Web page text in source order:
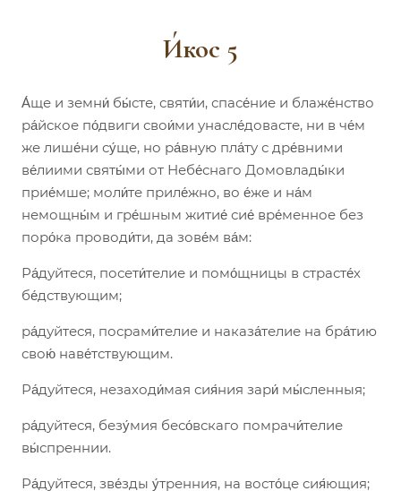
И́кос 5
А́ще и земни́ бы́сте, святи́и, спасе́ние и блаже́нство
ра́йское по́двиги свои́ми унасле́довасте, ни в че́м
же лише́ни су́ще, но ра́вную пла́ту с дре́вними
ве́лиими святы́ми от Небе́снаго Домовлады́ки
прие́мше; моли́те приле́жно, во е́же и на́м
немощны́м и гре́шным житие́ сие́ вре́менное без
поро́ка проводи́ти, да зове́м ва́м:
Ра́дуйтеся, посети́телие и помо́щницы в страсте́х
бе́дствующим;
ра́дуйтеся, посрами́телие и наказа́телие на бра́тию
свою́ наве́тствующим.
Ра́дуйтеся, незаходи́мая сия́ния зари́ мы́сленныя;
ра́дуйтеся, безу́мия бесо́вскаго помрачи́телие
вы́спреннии.
Ра́дуйтеся, зве́зды у́тренния, на восто́це сия́ющия;